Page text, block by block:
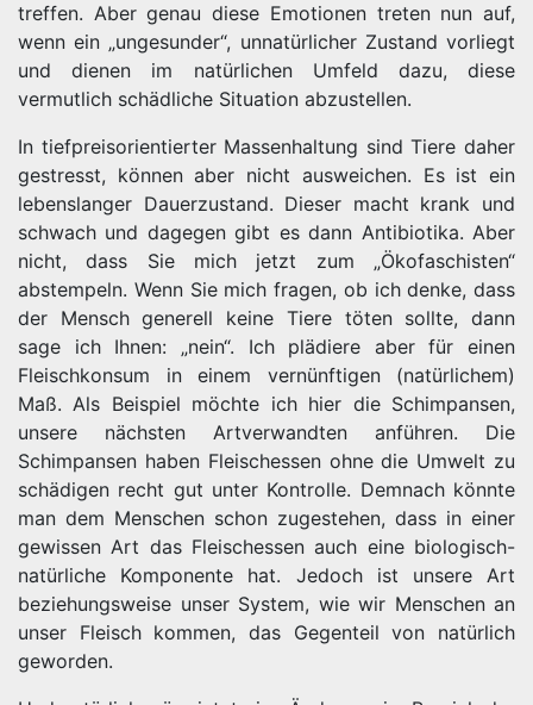
treffen. Aber genau diese Emotionen treten nun auf,
wenn ein „ungesunder“, unnatürlicher Zustand vorliegt
und dienen im natürlichen Umfeld dazu, diese
vermutlich schädliche Situation abzustellen.
In tiefpreisorientierter Massenhaltung sind Tiere daher
gestresst, können aber nicht ausweichen. Es ist ein
lebenslanger Dauerzustand. Dieser macht krank und
schwach und dagegen gibt es dann Antibiotika. Aber
nicht, dass Sie mich jetzt zum „Ökofaschisten“
abstempeln. Wenn Sie mich fragen, ob ich denke, dass
der Mensch generell keine Tiere töten sollte, dann
sage ich Ihnen: „nein“. Ich plädiere aber für einen
Fleischkonsum in einem vernünftigen (natürlichem)
Maß. Als Beispiel möchte ich hier die Schimpansen,
unsere nächsten Artverwandten anführen. Die
Schimpansen haben Fleischessen ohne die Umwelt zu
schädigen recht gut unter Kontrolle. Demnach könnte
man dem Menschen schon zugestehen, dass in einer
gewissen Art das Fleischessen auch eine biologisch-
natürliche Komponente hat. Jedoch ist unsere Art
beziehungsweise unser System, wie wir Menschen an
unser Fleisch kommen, das Gegenteil von natürlich
geworden.